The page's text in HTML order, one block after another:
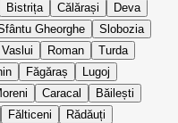
Bistrița Călărași
Deva
Gheorghe
Slobozia
Vaslui Roman
Turda
Făgăraș
Lugoj
Caracal
Băilești
Fălticeni
Rădăuți